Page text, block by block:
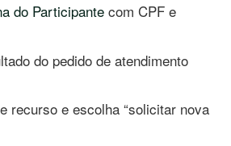
do Participante com CPF e
do pedido de atendimento
recurso e escolha “solicitar nova